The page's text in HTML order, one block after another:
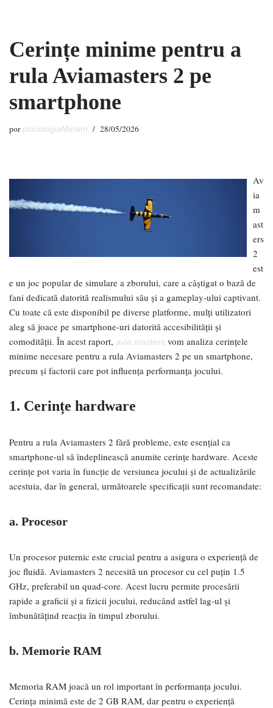
al
contenido
Cerințe minime pentru a
rula Aviamasters 2 pe
smartphone
por psicologíaMiriam 28/05/2026
Av
ia
m
ast
ers
2
est
e un joc popular de simulare a zborului, care a câștigat o bază de
fani dedicată datorită realismului său și a gameplay-ului captivant.
Cu toate că este disponibil pe diverse platforme, mulți utilizatori
aleg să joace pe smartphone-uri datorită accesibilității și
comodității. În acest raport, avia masters vom analiza cerințele
minime necesare pentru a rula Aviamasters 2 pe un smartphone,
precum și factorii care pot influența performanța jocului.
1. Cerințe hardware
Pentru a rula Aviamasters 2 fără probleme, este esențial ca
smartphone-ul să îndeplinească anumite cerințe hardware. Aceste
cerințe pot varia în funcție de versiunea jocului și de actualizările
acestuia, dar în general, următoarele specificații sunt recomandate:
a. Procesor
Un procesor puternic este crucial pentru a asigura o experiență de
joc fluidă. Aviamasters 2 necesită un procesor cu cel puțin 1.5
GHz, preferabil un quad-core. Acest lucru permite procesării
rapide a graficii și a fizicii jocului, reducând astfel lag-ul și
îmbunătățind reacția în timpul zborului.
b. Memorie RAM
Memoria RAM joacă un rol important în performanța jocului.
Cerința minimă este de 2 GB RAM, dar pentru o experiență